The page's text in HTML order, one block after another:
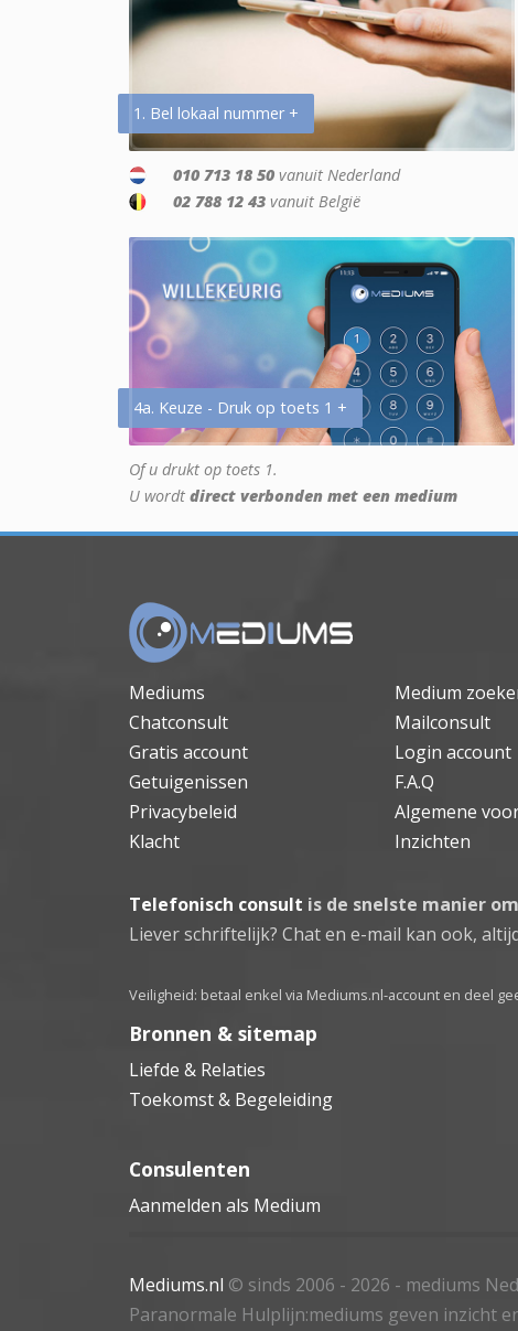
1. Bel lokaal nummer +
010 713 18 50 vanuit Nederland
02 788 12 43 vanuit België
4a. Keuze - Druk op toets 1 +
Of u drukt op toets 1.
U wordt direct verbonden met een medium
Mediums Medium
Chatconsult
Mailconsult
Gratis account
Login account
Getuigenissen
F.A.Q
Privacybeleid
Algemene
Klacht
Inzichten
Telefonisch consult is de snelste manier
Liever schriftelijk? Chat en e-mail kan ook,
Veiligheid: betaal enkel via Mediums.nl-account en deel
Bronnen & sitemap
Liefde & Relaties
Toekomst & Begeleiding
Consulenten
Aanmelden als Medium
Mediums.nl © sinds 2006 - 2026 - mediums
Paranormale Hulplijn:mediums geven inzicht